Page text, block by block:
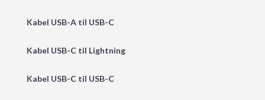
Kabel USB-A til USB-C
Kabel USB-C til Lightning
Kabel USB-C til USB-C